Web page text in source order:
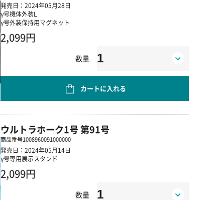
発売日：2024年05月28日
γ号機体外装L
γ号外装保持用マグネット
2,099円
数量
カートに入れる
ウルトラホーク1号 第91号
商品番号1008960091000000
発売日：2024年05月14日
γ号専用展示スタンド
2,099円
数量